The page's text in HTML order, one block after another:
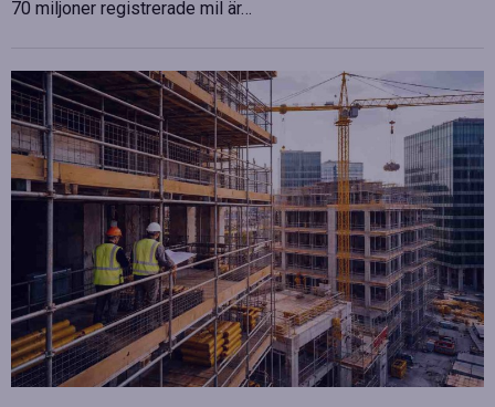
70 miljoner registrerade mil är…